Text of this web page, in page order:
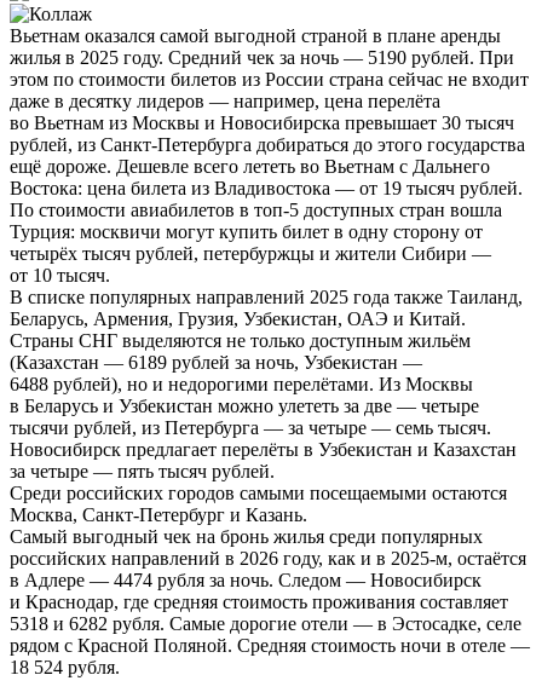
Вьетнам оказался самой выгодной страной в плане аренды
жилья в 2025 году. Средний чек за ночь — 5190 рублей. При
этом по стоимости билетов из России страна сейчас не входит
даже в десятку лидеров — например, цена перелёта
во Вьетнам из Москвы и Новосибирска превышает 30 тысяч
рублей, из Санкт-Петербурга добираться до этого государства
ещё дороже. Дешевле всего лететь во Вьетнам с Дальнего
Востока: цена билета из Владивостока — от 19 тысяч рублей.
По стоимости авиабилетов в топ-5 доступных стран вошла
Турция: москвичи могут купить билет в одну сторону от
четырёх тысяч рублей, петербуржцы и жители Сибири —
от 10 тысяч.
В списке популярных направлений 2025 года также Таиланд,
Беларусь, Армения, Грузия, Узбекистан, ОАЭ и Китай.
Страны СНГ выделяются не только доступным жильём
(Казахстан — 6189 рублей за ночь, Узбекистан —
6488 рублей), но и недорогими перелётами. Из Москвы
в Беларусь и Узбекистан можно улететь за две — четыре
тысячи рублей, из Петербурга — за четыре — семь тысяч.
Новосибирск предлагает перелёты в Узбекистан и Казахстан
за четыре — пять тысяч рублей.
Среди российских городов самыми посещаемыми остаются
Москва, Санкт-Петербург и Казань.
Самый выгодный чек на бронь жилья среди популярных
российских направлений в 2026 году, как и в 2025-м, остаётся
в Адлере — 4474 рубля за ночь. Следом — Новосибирск
и Краснодар, где средняя стоимость проживания составляет
5318 и 6282 рубля. Самые дорогие отели — в Эстосадке, селе
рядом с Красной Поляной. Средняя стоимость ночи в отеле —
18 524 рубля.